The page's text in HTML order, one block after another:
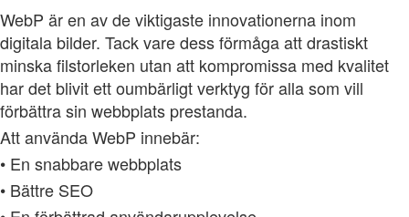
WebP är en av de viktigaste innovationerna inom
digitala bilder. Tack vare dess förmåga att drastiskt
minska filstorleken utan att kompromissa med kvalitet
har det blivit ett oumbärligt verktyg för alla som vill
förbättra sin webbplats prestanda.
Att använda WebP innebär:
• En snabbare webbplats
• Bättre SEO